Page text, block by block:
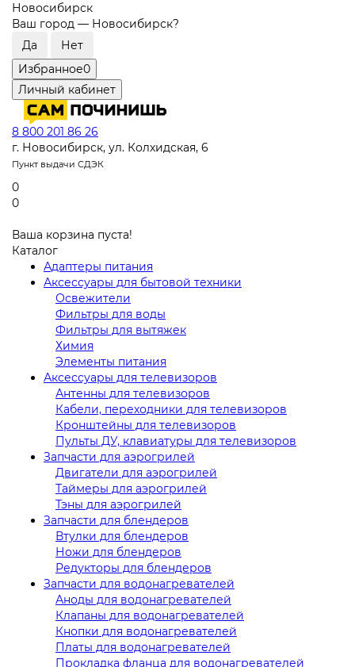
Новосибирск
Ваш город — Новосибирск?
Избранное0
Личный кабинет
8 800 201 86 26
г. Новосибирск, ул. Колхидская, 6
Пункт выдачи СДЭК
0
0
Ваша корзина пуста!
Каталог
Адаптеры питания
Аксессуары для бытовой техники
Освежители
Фильтры для воды
Фильтры для вытяжек
Химия
Элементы питания
Аксессуары для телевизоров
Антенны для телевизоров
Кабели, переходники для телевизоров
Кронштейны для телевизоров
Пульты ДУ, клавиатуры для телевизоров
Запчасти для аэрогрилей
Двигатели для аэрогрилей
Таймеры для аэрогрилей
Тэны для аэрогрилей
Запчасти для блендеров
Втулки для блендеров
Ножи для блендеров
Редукторы для блендеров
Запчасти для водонагревателей
Аноды для водонагревателей
Клапаны для водонагревателей
Кнопки для водонагревателей
Платы для водонагревателей
Прокладка фланца для водонагревателей